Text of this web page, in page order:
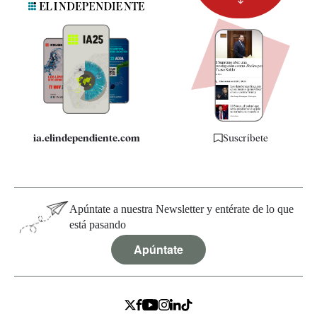
Quiénes somos
Especificaciones
ia.elindependiente.com Suscríbete
Apúntate a nuestra Newsletter y entérate de lo que
está pasando
Apúntate